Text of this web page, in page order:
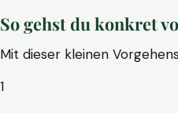
So gehst du konkret
Mit dieser kleinen
1